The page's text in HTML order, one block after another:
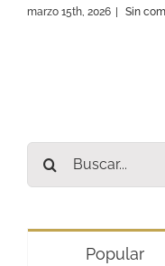
marzo 15th, 2026 | Sin
Buscar:
Popular